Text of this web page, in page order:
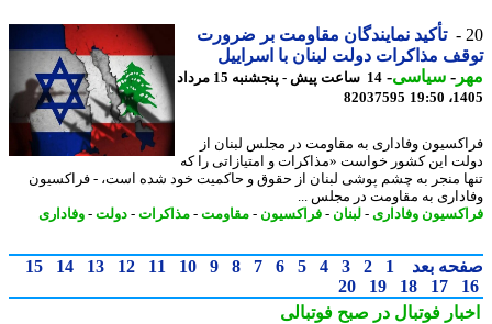
تأکید نمایندگان مقاومت بر ضرورت
مذاکرات دولت لبنان با اسراییل
-سیاسی-
14 ساعت پیش - پنجشنبه 15 مرداد
82037595
وفاداری به مقاومت در مجلس لبنان از
این کشور خواست «مذاکرات و امتیازاتی را که
منجر به چشم پوشی لبنان از حقوق و حاکمیت خود شده است، - فراکسیون
به مقاومت در مجلس ...
وفاداری- لبنان-فراکسیون-مقاومت-مذاکرات- دولت-وفاداری
بعد 1
2
3
4
5
6
7
8
9
10
11
12
13
14
15
17
18
19
20
فوتبال در صبح فوتبالی